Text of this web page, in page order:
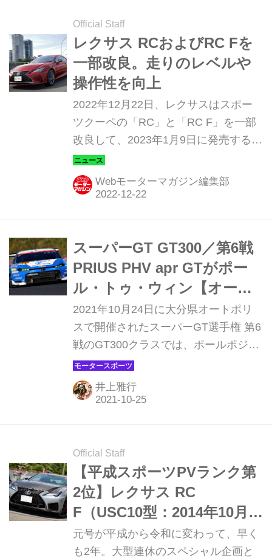
Magazine 2023年4月号より）
Official Staff
レクサス RCおよびRC Fを
一部改良。走りのレベルや
操作性を向上
2022年12月22日、レクサスはスポー
ツクーペの「RC」と「RC F」を一部
改良して、2023年1月9日に発売すると
発表した。
Webモーターマガジン編集部
スーパーGT GT300／第6戦
PRIUS PHV apr GTがポー
ル・トゥ・ウィン【オート
ポリス】
2021年10月24日に大分県オートポリ
スで開催されたスーパーGT選手権 第6
戦のGT300クラスでは、ポールポジシ
ョンからスタートした TOYOTA GR
SPORT PRIUS PHV apr GTが2016年
以来となるプリウスの勝利をポール・
井上雅行
Official Staff
【平成スポーツPVランク第
2位】レクサス RC
F（USC10型：2014年10月発
売）
元号が平成から令和に変わって、早く
も2年。大型連休のスペシャル企画と